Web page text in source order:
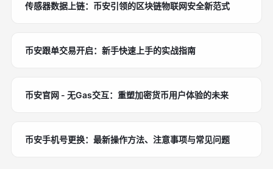
传感器数据上链：币安引领的区块链物联网安全新范式
币安跟单交易开启：新手快速上手的实战指南
币安官网 - 无Gas交互：重塑加密货币用户体验的未来
币安手机号更换：最新操作方法、注意事项与常见问题